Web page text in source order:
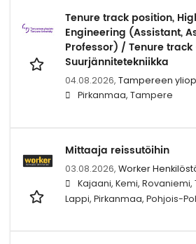
Tenure track position,
Engineering (Assistant,
Professor) / Tenure
Suurjännitetekniikka
04.08.2026, Tampereen
Pirkanmaa, Tampere
Mittaaja reissutöihin
03.08.2026, Worker
Kajaani, Kemi, Rovaniemi,
Lappi, Pirkanmaa, Pohjois-